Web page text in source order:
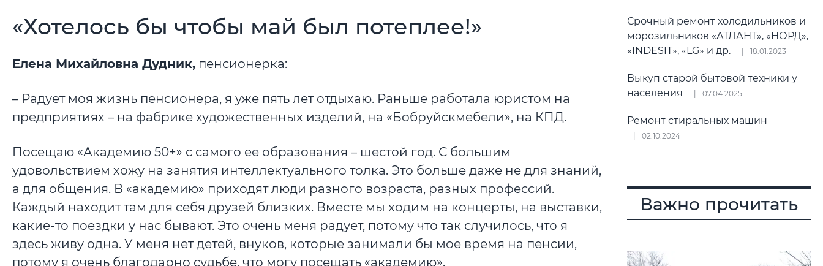
«Хотелось бы чтобы май был потеплее!»
Елена Михайловна Дудник, пенсионерка:
– Радует моя жизнь пенсионера, я уже пять лет отдыхаю. Раньше работала юристом на
предприятиях – на фабрике художественных изделий, на «Бобруйскмебели», на КПД.
Посещаю «Академию 50+» с самого ее образования – шестой год. С большим
удовольствием хожу на занятия интеллектуального толка. Это больше даже не для знаний,
а для общения. В «академию» приходят люди разного возраста, разных профессий.
Каждый находит там для себя друзей близких. Вместе мы ходим на концерты, на выставки,
какие-то поездки у нас бывают. Это очень меня радует, потому что так случилось, что я
здесь живу одна. У меня нет детей, внуков, которые занимали бы мое время на пенсии,
потому я очень благодарно судьбе, что могу посещать «академию».
Срочный ремонт холодильников и
морозильников «АТЛАНТ», «НОРД»,
«INDESIT», «LG» и др.
18.01.2023
Выкуп старой бытовой техники у
населения
07.04.2025
Ремонт стиральных машин
02.10.2024
Важно прочитать